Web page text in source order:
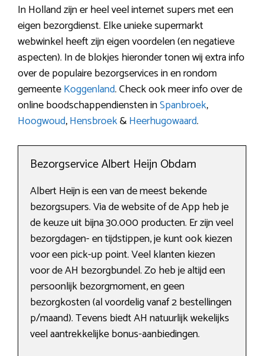
In Holland zijn er heel veel internet supers met een
eigen bezorgdienst. Elke unieke supermarkt
webwinkel heeft zijn eigen voordelen (en negatieve
aspecten). In de blokjes hieronder tonen wij extra info
over de populaire bezorgservices in en rondom
gemeenteKoggenland. Check ook meer info over de
online boodschappendiensten inSpanbroek,
Hoogwoud,Hensbroek&Heerhugowaard.
Bezorgservice Albert Heijn Obdam
Albert Heijn is een van de meest bekende
bezorgsupers. Via de website of de App heb je
de keuze uit bijna 30.000 producten. Er zijn veel
bezorgdagen- en tijdstippen, je kunt ook kiezen
voor een pick-up point. Veel klanten kiezen
voor de AH bezorgbundel. Zo heb je altijd een
persoonlijk bezorgmoment, en geen
bezorgkosten (al voordelig vanaf 2 bestellingen
p/maand). Tevens biedt AH natuurlijk wekelijks
veel aantrekkelijke bonus-aanbiedingen.